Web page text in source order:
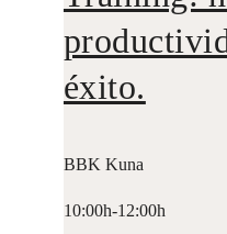
éxito.
BBK Kuna
10:00h-12:00h